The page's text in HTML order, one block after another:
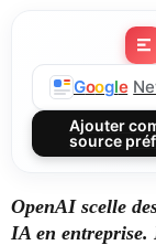
Google
Ajouter
source
OpenAI scelle
IA en